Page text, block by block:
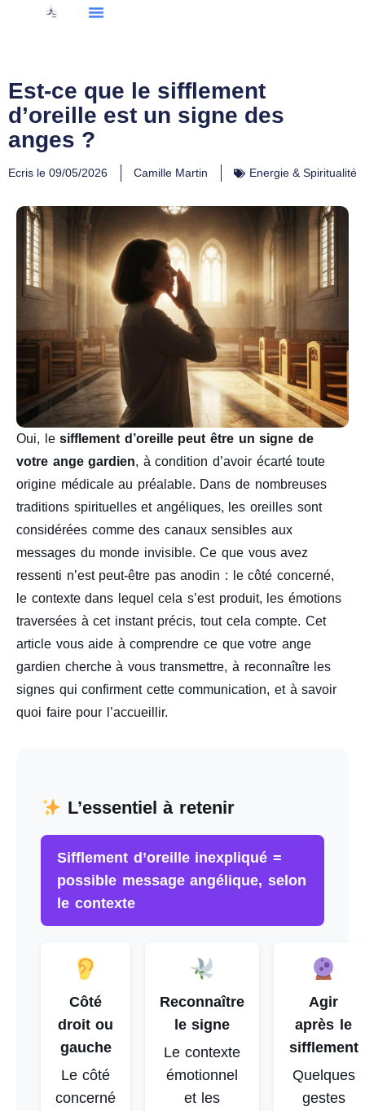
Est-ce que le sifflement
d’oreille est un signe des
anges ?
Ecris le 09/05/2026 Camille Martin Energie & Spiritualité
Oui, lesifflement d’oreille peut être un signe de
votre ange gardien, à condition d’avoir écarté toute
origine médicale au préalable. Dans de nombreuses
traditions spirituelles et angéliques, les oreilles sont
considérées comme des canaux sensibles aux
messages du monde invisible. Ce que vous avez
ressenti n’est peut-être pas anodin : le côté concerné,
le contexte dans lequel cela s’est produit, les émotions
traversées à cet instant précis, tout cela compte. Cet
article vous aide à comprendre ce que votre ange
gardien cherche à vous transmettre, à reconnaître les
signes qui confirment cette communication, et à savoir
quoi faire pour l’accueillir.
L’essentiel à retenir
Sifflement d’oreille inexpliqué =
possible message angélique, selon
le contexte
Côté
droit ou
gauche
Le côté
concerné
Reconnaître
le signe
Le contexte
émotionnel
et les
Agir
après le
sifflement
Quelques
gestes